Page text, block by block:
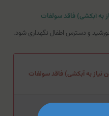
به آبکشی) فاقد سولفات
و دسترس اطفال نگهداری شود.
به آبکشی) فاقد سولفات